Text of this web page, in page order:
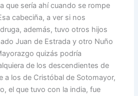
que sería ahí cuando se rompe
cabeciña, a ver si nos
además, tuvo otros hijos
Juan de Estrada y otro Nuño
quizás podría
de los descendientes de
a los de Cristóbal de Sotomayor,
el que tuvo con la india, fue